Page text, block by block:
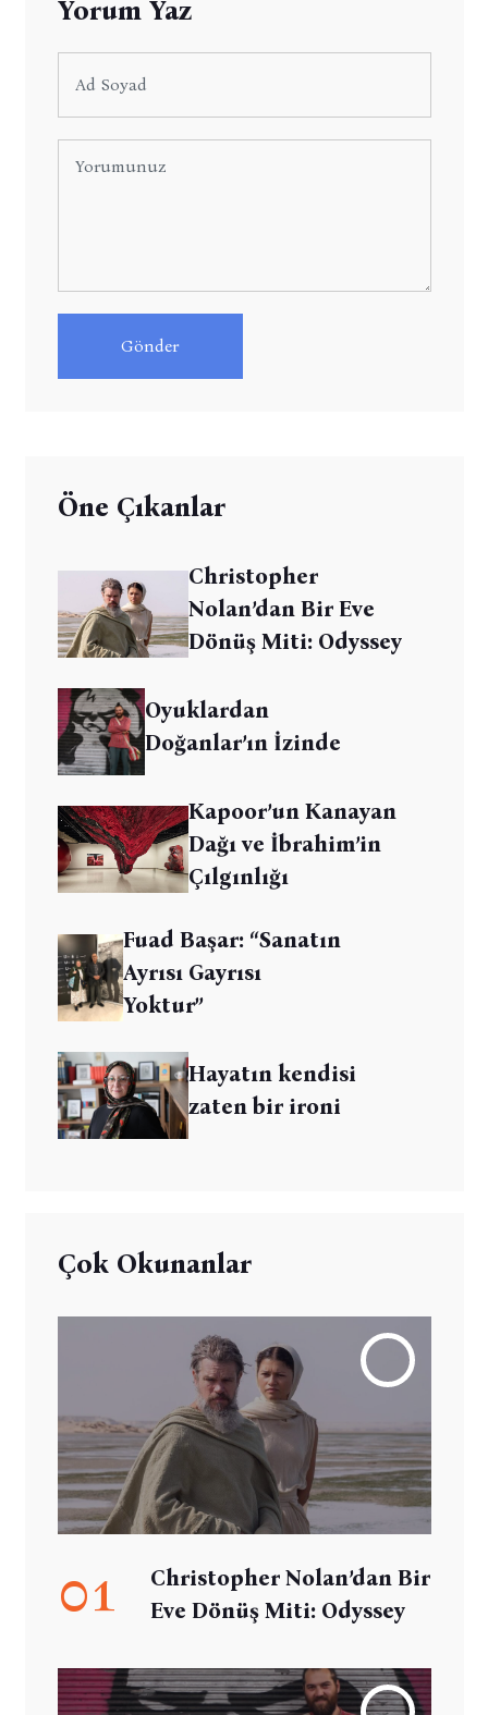
Yorum Yaz
Gönder
Öne Çıkanlar
Christopher
Nolan’dan Bir Eve
Dönüş Miti: Odyssey
Oyuklardan
Doğanlar’ın İzinde
Kapoor’un Kanayan
Dağı ve İbrahim’in
Çılgınlığı
Fuad Başar: “Sanatın
Ayrısı Gayrısı
Yoktur”
Hayatın kendisi
zaten bir ironi
Çok Okunanlar
01
Christopher Nolan’dan Bir
Eve Dönüş Miti: Odyssey